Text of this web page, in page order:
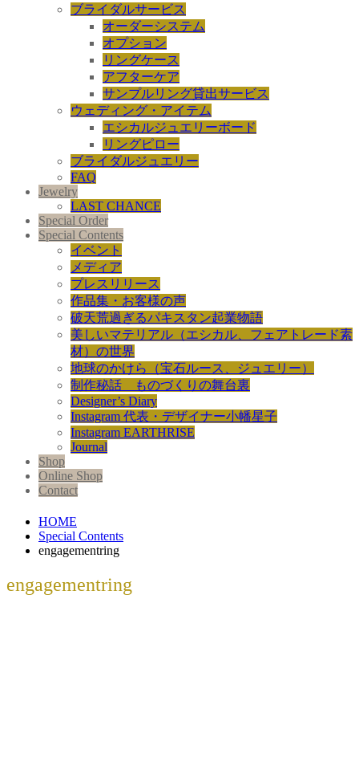
ブライダルサービス
オーダーシステム
オプション
リングケース
アフターケア
サンプルリング貸出サービス
ウェディング・アイテム
エシカルジュエリーボード
リングピロー
ブライダルジュエリー
FAQ
Jewelry
LAST CHANCE
Special Order
Special Contents
イベント
メディア
プレスリリース
作品集・お客様の声
破天荒過ぎるパキスタン起業物語
美しいマテリアル（エシカル、フェアトレード素
材）の世界
地球のかけら（宝石ルース、ジュエリー）
制作秘話 ものづくりの舞台裏
Designer’s Diary
Instagram 代表・デザイナー小幡星子
Instagram EARTHRISE
Journal
Shop
Online Shop
Contact
HOME
Special Contents
engagementring
engagementring